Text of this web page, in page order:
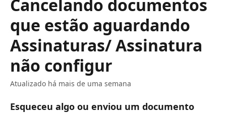
Cancelando documentos
que estão aguardando
Assinaturas/ Assinatura
não configur
Atualizado há mais de uma semana
Esqueceu algo ou enviou um documento